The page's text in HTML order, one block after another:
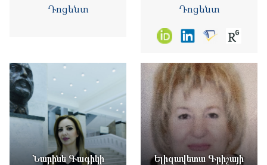
Դոցենտ Դոցենտ
Նարինե Գագիկի
Ելիզավետա Գրիշայի